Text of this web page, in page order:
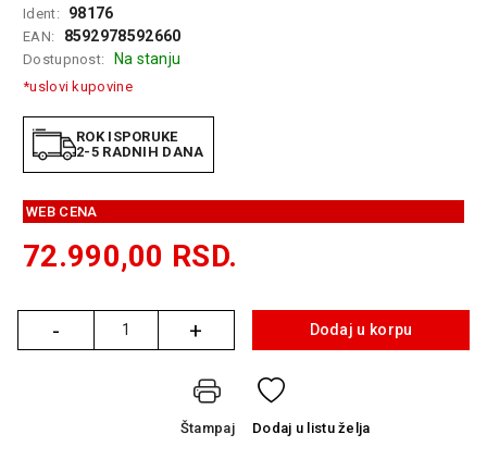
GAMING
EELEKTRO
ZAŠTITA
SOLARNI
SISTEMI
OPREMA
ŠTAMPAČI,
FOTOAPARATI
Ident: 98176
EAN: 8592978592660
Dostupnost: Na stanju
*uslovi kupovine
ROK ISPORUKE
2-5 RADNIH DANA
WEB CENA
72.990,00 RSD.
-
Količina + Dodaj u korpu
Štampaj Dodaj u listu želja